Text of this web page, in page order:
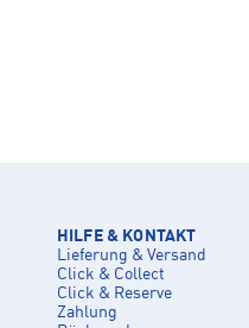
HILFE & KONTAKT
Lieferung & Versand
Click & Collect
Click & Reserve
Zahlung